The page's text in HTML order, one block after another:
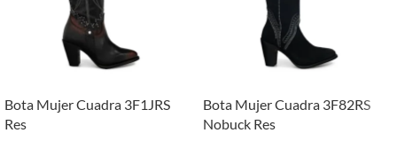
Bota Mujer Cuadra 3F1JRS
Res
Bota Mujer Cuadra 3F82RS
Nobuck Res